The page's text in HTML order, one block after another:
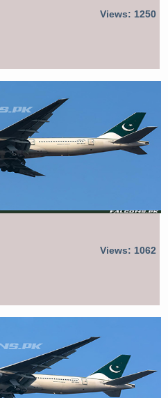
Views: 1250
Views: 1062